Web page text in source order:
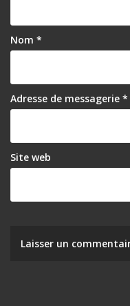
Nom *
Adresse de messagerie *
Site web